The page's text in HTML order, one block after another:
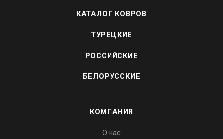
КАТАЛОГ КОВРОВ
ТУРЕЦКИЕ
РОССИЙСКИЕ
БЕЛОРУССКИЕ
КОМПАНИЯ
О нас